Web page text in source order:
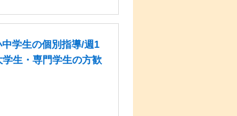
学生の個別指導/週1
生・専門学生の方歓